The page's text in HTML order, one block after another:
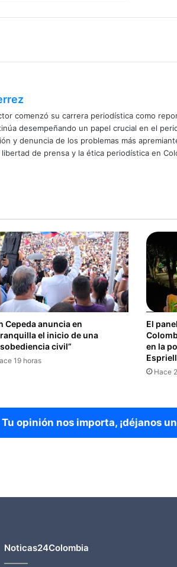
comenzó su carrera periodística como
desempeñando un papel crucial en el
y denuncia de los problemas más
de prensa y la ética periodística en
Cepeda anuncia en
el inicio de una
civil”
19 horas
El
en la
Hace
opinión nos importa, ¡déjanos
Noticas24Colombia